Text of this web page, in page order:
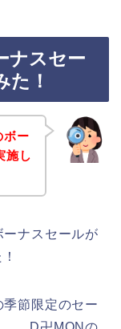
ナスセー
た！
ボー
施し
ナスセールが
節限定のセー